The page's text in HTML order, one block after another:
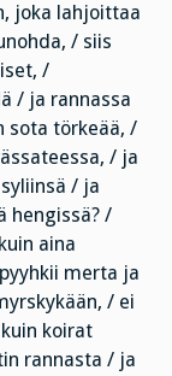
joka lahjoittaa
/ siis
/
/ ja rannassa
sota törkeää, /
/ ja
/ ja
hengissä? /
aina
merta ja
/ ei
koirat
rannasta / ja